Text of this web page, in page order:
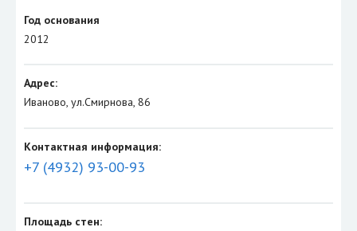
Год основания
2012
Адрес:
Иваново, ул.Смирнова, 86
Контактная информация:
+7 (4932) 93-00-93
Площадь стен: